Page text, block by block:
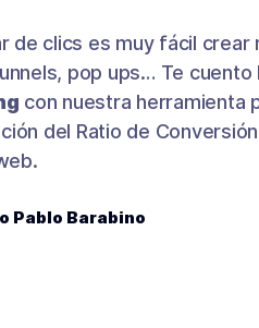
de clics es muy fácil crear
pop ups… Te cuento
con nuestra herramienta
del Ratio de
Pablo Barabino